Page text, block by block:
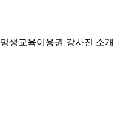
평생교육이용권 강사진 소개